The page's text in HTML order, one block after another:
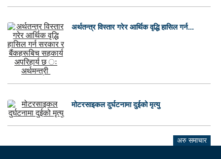
अर्थतन्त्र विस्तार गरेर आर्थिक वृद्धि हासिल गर्न...
मोटरसाइकल दुर्घटनामा दुईको मृत्यु
अरु समाचार